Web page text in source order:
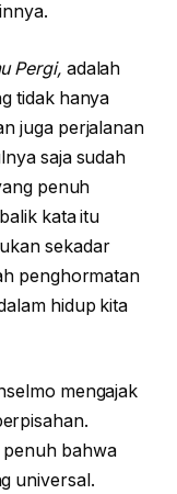
Pergi, adalah
tidak hanya
juga perjalanan
saja sudah
penuh
kata itu
sekadar
penghormatan
hidup kita
mengajak
penuh bahwa
universal.